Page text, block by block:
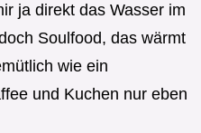
ja direkt das Wasser im
Soulfood, das wärmt
wie ein
und Kuchen nur eben